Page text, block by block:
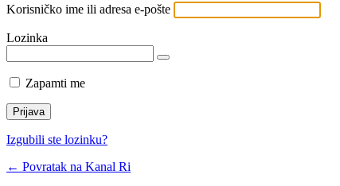
Korisničko ime ili adresa e-pošte
Lozinka
Zapamti me
Izgubili ste lozinku?
← Povratak na Kanal Ri